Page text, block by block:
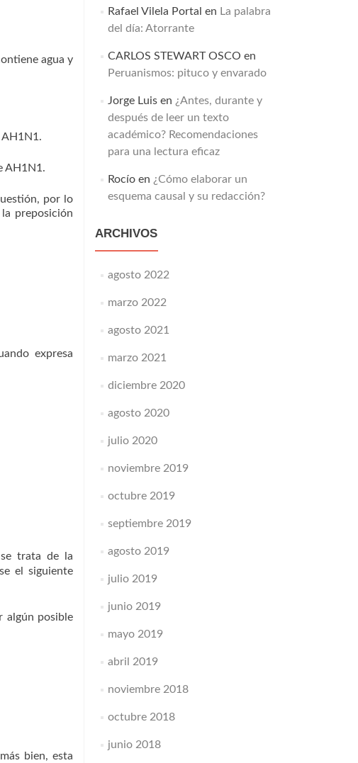
agua y
AH1N1.
AH1N1.
por lo
preposición
expresa
trata de la
el siguiente
algún posible
bien, esta
Rafael Vilela Portal en La palabra
del día: Atorrante
CARLOS STEWART OSCO en
Peruanismos: pituco y envarado
Jorge Luisen ¿Antes, durante y
después de leer un texto
académico? Recomendaciones
para una lectura eficaz
Rocíoen ¿Cómo elaborar un
esquema causal y su redacción?
ARCHIVOS
agosto 2022
marzo 2022
agosto 2021
marzo 2021
diciembre 2020
agosto 2020
julio 2020
noviembre 2019
octubre 2019
septiembre 2019
agosto 2019
julio 2019
junio 2019
mayo 2019
abril 2019
noviembre 2018
octubre 2018
junio 2018